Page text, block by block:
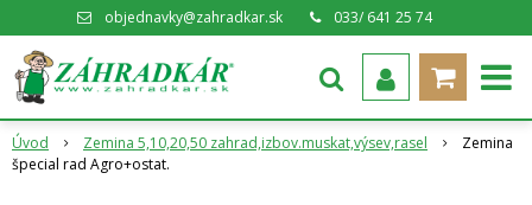
objednavky@zahradkar.sk 033/ 641 25 74
Úvod Zemina 5,10,20,50 zahrad,izbov.muskat,výsev,rasel
Zemina
špecial rad Agro+ostat.